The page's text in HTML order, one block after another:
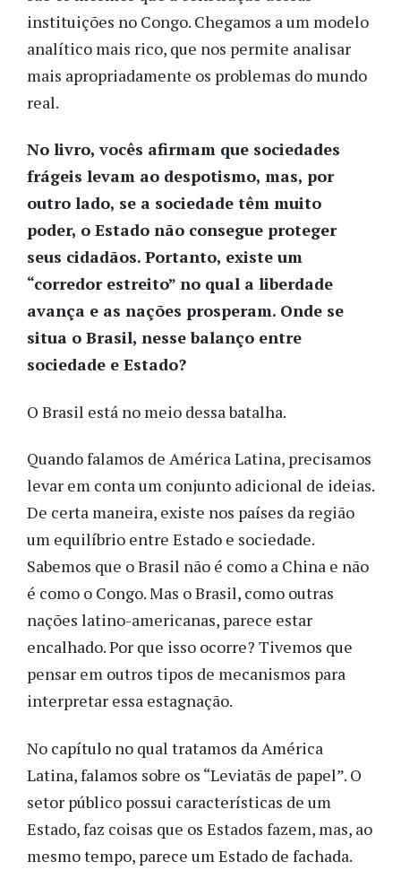
instituições no Congo. Chegamos a um modelo
analítico mais rico, que nos permite analisar
mais apropriadamente os problemas do mundo
real.
No livro, vocês afirmam que sociedades
frágeis levam ao despotismo, mas, por
outro lado, se a sociedade têm muito
poder, o Estado não consegue proteger
seus cidadãos. Portanto, existe um
“corredor estreito” no qual a liberdade
avança e as nações prosperam. Onde se
situa o Brasil, nesse balanço entre
sociedade e Estado?
O Brasil está no meio dessa batalha.
Quando falamos de América Latina, precisamos
levar em conta um conjunto adicional de ideias.
De certa maneira, existe nos países da região
um equilíbrio entre Estado e sociedade.
Sabemos que o Brasil não é como a China e não
é como o Congo. Mas o Brasil, como outras
nações latino-americanas, parece estar
encalhado. Por que isso ocorre? Tivemos que
pensar em outros tipos de mecanismos para
interpretar essa estagnação.
No capítulo no qual tratamos da América
Latina, falamos sobre os “Leviatãs de papel”. O
setor público possui características de um
Estado, faz coisas que os Estados fazem, mas, ao
mesmo tempo, parece um Estado de fachada.